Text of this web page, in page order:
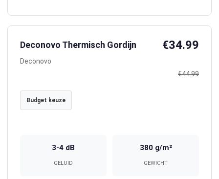
Deconovo Thermisch Gordijn
Deconovo
€34.99
€44.99
Budget keuze
3-4 dB
GELUID
380 g/m²
GEWICHT